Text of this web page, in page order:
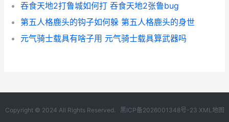
吞食天地2打鲁城如何打 吞食天地2张鲁bug
第五人格鹿头的钩子如何躲 第五人格鹿头的身世
元气骑士载具有啥子用 元气骑士载具算武器吗
Copyright © 2024 All Rights Reserved. 黑ICP备2026001348号-23 XML地图